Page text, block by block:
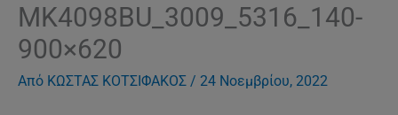
MK4098BU_3009_5316_140-
900×620
Από ΚΩΣΤΑΣ ΚΟΤΣΙΦΑΚΟΣ / 24 Νοεμβρίου, 2022